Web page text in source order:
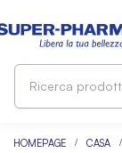
HOMEPAGE CASA